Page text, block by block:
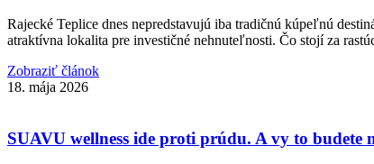
Rajecké Teplice dnes nepredstavujú iba tradičnú kúpeľnú
atraktívna lokalita pre investičné nehnuteľnosti. Čo stojí za
Zobraziť článok
18. mája 2026
SUAVU wellness ide proti prúdu. A vy to budete